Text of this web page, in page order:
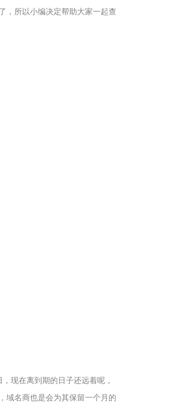
所以小编决定帮助大家一起查
现在离到期的日子还远着呢，
域名商也是会为其保留一个月的